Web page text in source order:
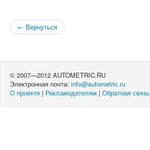
← Вернуться
© 2007—2012 AUTOMETRIC.RU
Электронная почта: info@autometric.ru
О проекте | Рекламодателям | Обратная связь